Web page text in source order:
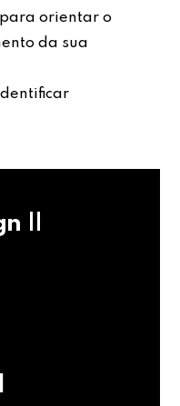
orientar o
da sua
||